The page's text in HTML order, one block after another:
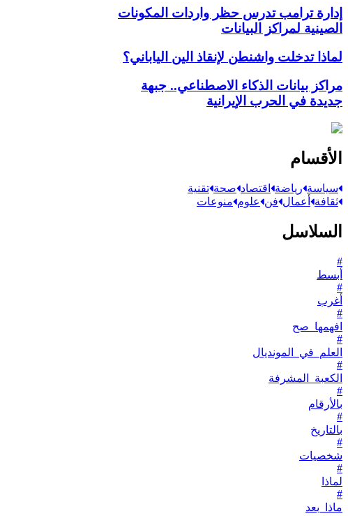
إدارة ترامب تدرس حظر واردات المكونات
الصينية لمراكز البيانات
لماذا تدخلت واشنطن لإنقاذ الين الياباني؟
مراكز بيانات الذكاء الاصطناعي.. جبهة
جديدة في الحرب الإيرانية
الأقسام
سياسة رياضة اقتصاد صحة تقنية
ثقافة
أعمال فن علوم منوعات
السلاسل
#
أبسط
#
أغرب
#
افهمها_صح
#
العلم_في_المونديال
#
الكعبة_المشرفة
#
بالأرقام
#
بالتاريخ
#
شخصيات
#
لماذا
#
ماذا_بعد